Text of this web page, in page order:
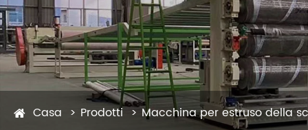
Casa Prodotti Macchina per estruso della